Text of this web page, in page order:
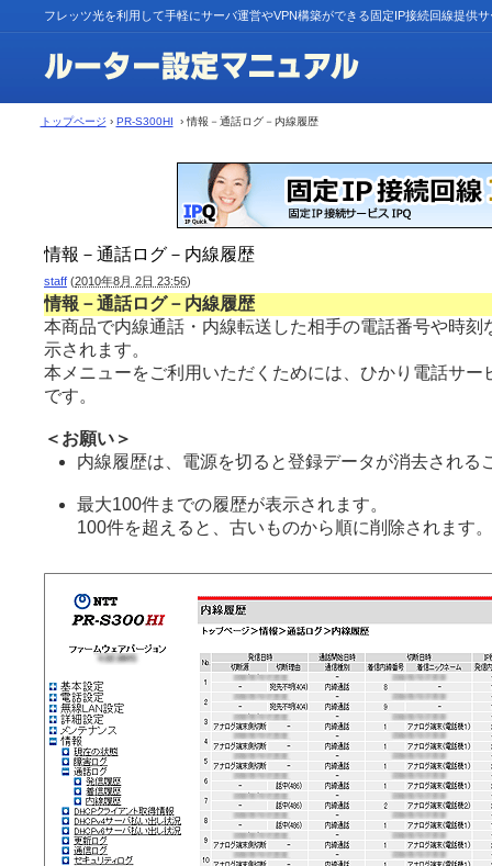
フレッツ光を利用して手軽にサーバ運営やVPN構築ができる固定IP接続回線提供
トップページ › PR-S300HI › 情報－通話ログ－内線履歴
情報－通話ログ－内線履歴
staff (2010年8月 2日 23:56)
情報－通話ログ－内線履歴
本商品で内線通話・内線転送した相手の電話番号や時刻
示されます。
本メニューをご利用いただくためには、ひかり電話サー
です。
＜お願い＞
内線履歴は、電源を切ると登録データが消去される
最大100件までの履歴が表示されます。
100件を超えると、古いものから順に削除されます。